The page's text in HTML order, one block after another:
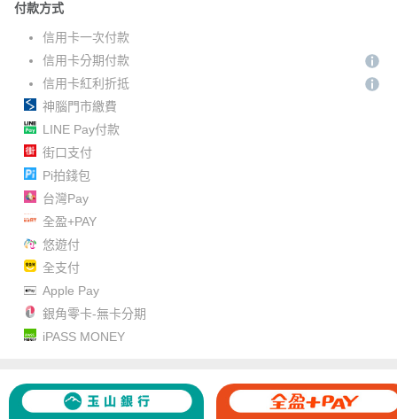
付款方式
信用卡一次付款
信用卡分期付款
信用卡紅利折抵
神腦門市繳費
LINE Pay付款
街口支付
Pi拍錢包
台灣Pay
全盈+PAY
悠遊付
全支付
Apple Pay
銀角零卡-無卡分期
iPASS MONEY